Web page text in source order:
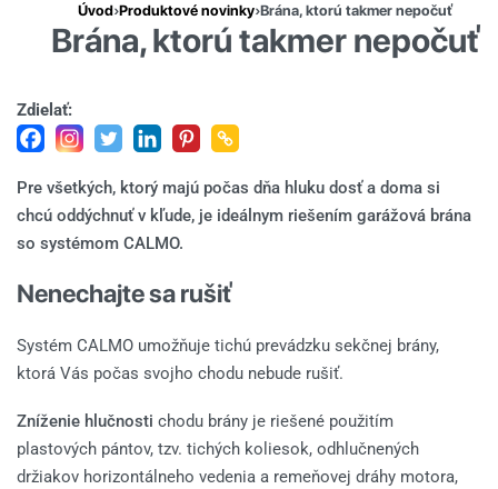
Úvod›Produktové novinky›Brána, ktorú takmer nepočuť
Brána, ktorú takmer nepočuť
Zdielať:
Pre všetkých, ktorý majú počas dňa hluku dosť a doma si
chcú oddýchnuť v kľude, je ideálnym riešením garážová brána
so systémom CALMO.
Nenechajte sa rušiť
Systém CALMO umožňuje tichú prevádzku sekčnej brány,
ktorá Vás počas svojho chodu nebude rušiť.
Zníženie hlučnosti chodu brány je riešené použitím
plastových pántov, tzv. tichých koliesok, odhlučnených
držiakov horizontálneho vedenia a remeňovej dráhy motora,